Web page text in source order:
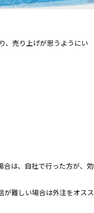
、売り上げが思うようにい
合は、自社で行った方が、効
が難しい場合は外注をオスス